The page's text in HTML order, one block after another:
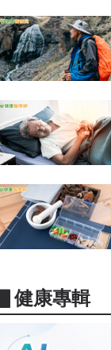
▋健康專輯